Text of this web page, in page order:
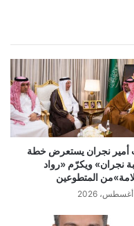
أمير نجران يستعرض خطة
نجران» ويكرّم «رواد
المتطوعين